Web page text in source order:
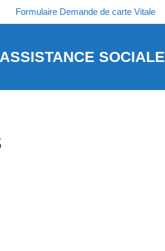
Formulaire Demande de carte Vitale
ASSISTANCE SOCIALE